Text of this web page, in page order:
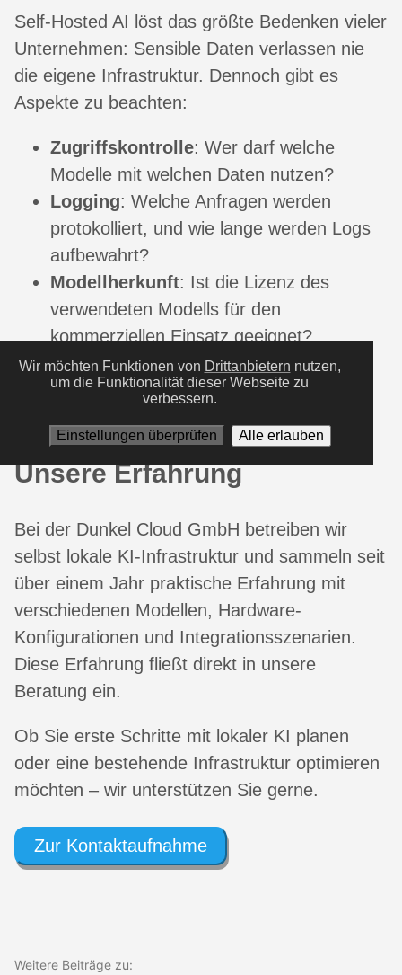
Wir möchten Funktionen von Drittanbietern nutzen,
um die Funktionalität dieser Webseite zu
verbessern.
Einstellungen überprüfen Alle erlauben
Self-Hosted AI löst das größte Bedenken vieler
Unternehmen: Sensible Daten verlassen nie
die eigene Infrastruktur. Dennoch gibt es
Aspekte zu beachten:
Zugriffskontrolle: Wer darf welche
Modelle mit welchen Daten nutzen?
Logging: Welche Anfragen werden
protokolliert, und wie lange werden Logs
aufbewahrt?
Modellherkunft: Ist die Lizenz des
verwendeten Modells für den
kommerziellen Einsatz geeignet?
Updates: Wie werden Modelle
aktualisiert, ohne den laufenden Betrieb
Unsere Erfahrung
Bei der Dunkel Cloud GmbH betreiben wir
selbst lokale KI-Infrastruktur und sammeln seit
über einem Jahr praktische Erfahrung mit
verschiedenen Modellen, Hardware-
Konfigurationen und Integrationsszenarien.
Diese Erfahrung fließt direkt in unsere
Beratung ein.
Ob Sie erste Schritte mit lokaler KI planen
oder eine bestehende Infrastruktur optimieren
möchten – wir unterstützen Sie gerne.
Zur Kontaktaufnahme
Weitere Beiträge zu: